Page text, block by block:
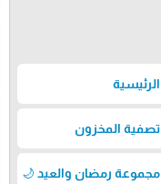
الرئيسية
تصفية المخزون
مجموعة رمضان والعيد 🌙